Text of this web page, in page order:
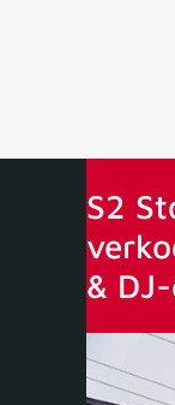
Echte winkel +35
S2
&